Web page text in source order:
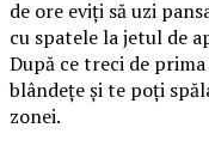
de ore eviți să uzi
cu spatele la jetul de
După ce treci de
blândețe și te poți
zonei.